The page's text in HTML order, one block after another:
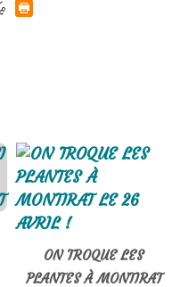
ON TROQUE LES
PLANTES À MONTIRAT